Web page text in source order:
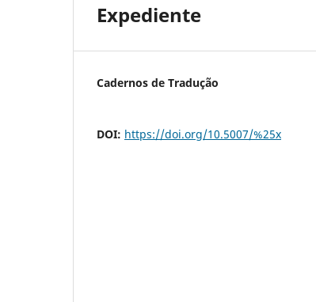
Expediente
Cadernos de Tradução
DOI: https://doi.org/10.5007/%25x